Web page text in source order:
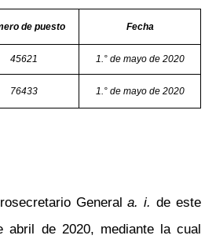
de puesto Fecha
45621 1.° de mayo de 2020
76433 1.° de mayo de 2020
Generala. i. de este
abril de 2020, mediante la cual